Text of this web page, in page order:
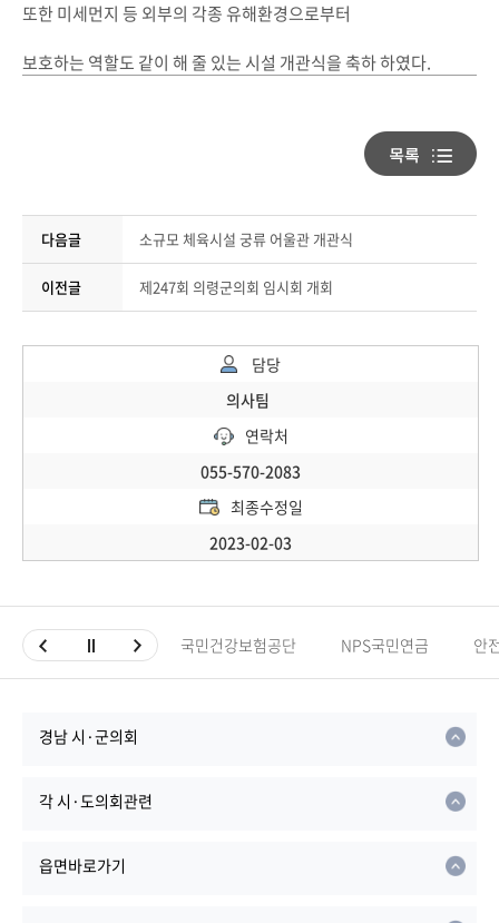
또한 미세먼지 등 외부의 각종 유해환경으로부터
보호하는 역할도 같이 해 줄 있는 시설 개관식을 축하 하였다.
다음글 소규모 체육시설 궁류 어울관 개관식
이전글 제247회 의령군의회 임시회 개회
담당
의사팀
연락처
055-570-2083
최종수정일
2023-02-03
국민건강보험공단 NPS국민연금 안
경남 시·군의회
각 시·도의회관련
읍면바로가기